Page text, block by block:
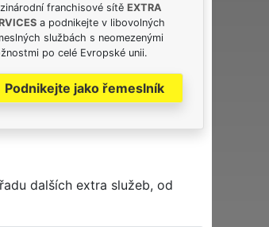
franchisové sítě EXTRA
a podnikejte v libovolných
službách s neomezenými
po celé Evropské unii.
Podnikejte jako řemeslník
dalších extra služeb, od